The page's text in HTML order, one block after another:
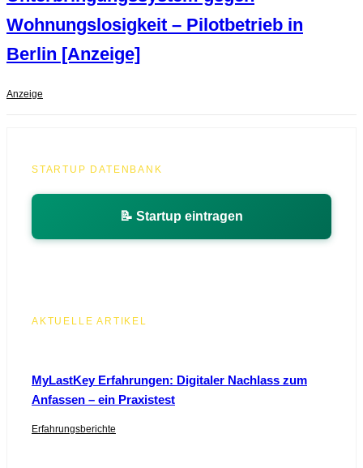
Wohnungslosigkeit – Pilotbetrieb in
Berlin [Anzeige]
Anzeige
STARTUP DATENBANK
📝 Startup eintragen
AKTUELLE ARTIKEL
MyLastKey Erfahrungen: Digitaler Nachlass zum
Anfassen – ein Praxistest
Erfahrungsberichte